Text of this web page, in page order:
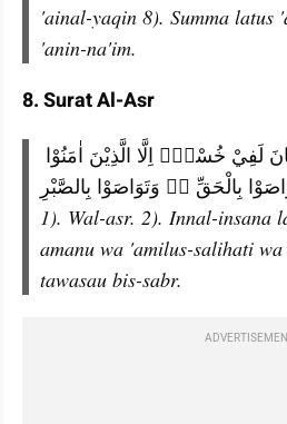
'ainal-yaqin 8). Summa latus
'anin-na'im.
8. Surat Al-Asr
بِالْحَقِّ ەۙ وَتَوَاصَوْا بِالصَّبْرِ
1). Wal-asr. 2). Innal-insana
amanu wa 'amilus-salihati
tawasau bis-sabr.